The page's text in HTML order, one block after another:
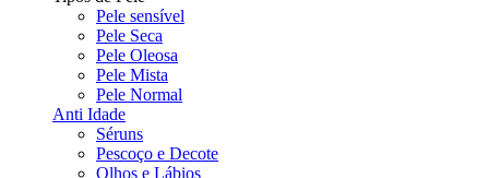
Pele sensível
Pele Seca
Pele Oleosa
Pele Mista
Pele Normal
Anti Idade
Séruns
Pescoço e Decote
Olhos e Lábios